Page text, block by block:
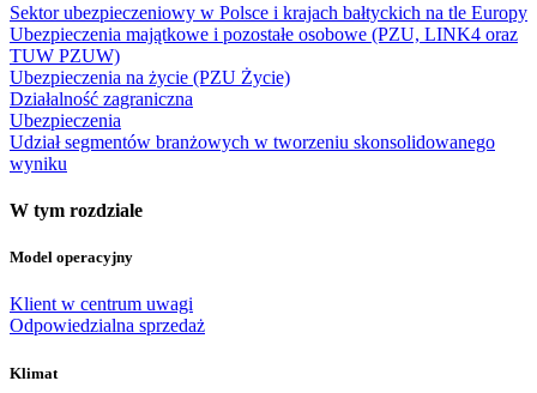
Sektor ubezpieczeniowy w Polsce i krajach bałtyckich na tle Europy
Ubezpieczenia majątkowe i pozostałe osobowe (PZU, LINK4 oraz
TUW PZUW)
Ubezpieczenia na życie (PZU Życie)
Działalność zagraniczna
Ubezpieczenia
Udział segmentów branżowych w tworzeniu skonsolidowanego
wyniku
W tym rozdziale
Model operacyjny
Klient w centrum uwagi
Odpowiedzialna sprzedaż
Klimat